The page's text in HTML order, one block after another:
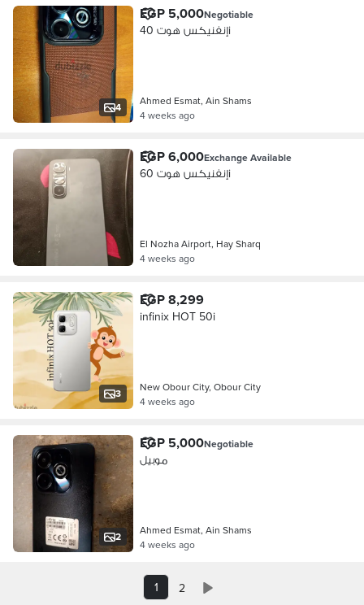
4
EGP 5,000Negotiable
إنفنيكس هوت 40i
Ahmed Esmat, Ain Shams
4 weeks ago
EGP 6,000Exchange Available
إنفنيكس هوت 60i
El Nozha Airport, Hay Sharq
4 weeks ago
3
EGP 8,299
infinix HOT 50i
New Obour City, Obour City
4 weeks ago
2
EGP 5,000Negotiable
موبيل
Ahmed Esmat, Ain Shams
4 weeks ago
1 2